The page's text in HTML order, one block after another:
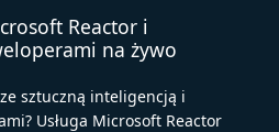
Reactor i
na żywo
sztuczną inteligencją i
Usługa Microsoft Reactor